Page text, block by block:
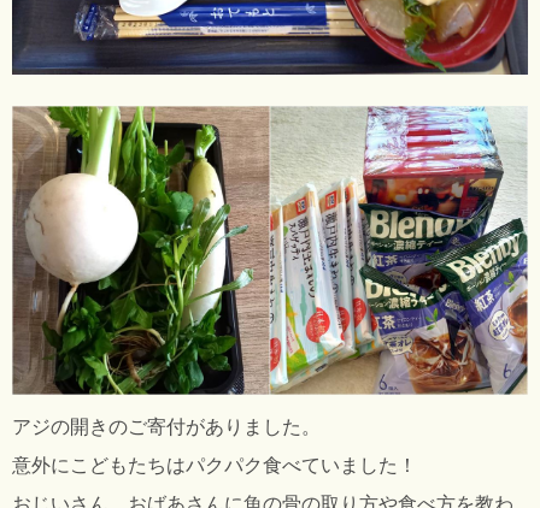
アジの開きのご寄付がありました。
意外にこどもたちはパクパク食べていました！